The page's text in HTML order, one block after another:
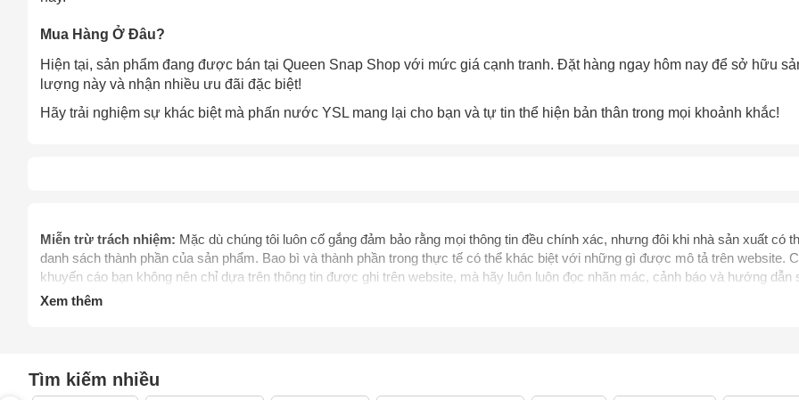
Mua Hàng Ở Đâu?
Hiện tại, sản phẩm đang được bán tại Queen Snap Shop với mức giá cạnh tranh. Đặt hàng ngay hôm nay để sở hữu
lượng này và nhận nhiều ưu đãi đặc biệt!
Hãy trải nghiệm sự khác biệt mà phấn nước YSL mang lại cho bạn và tự tin thể hiện bản thân trong mọi khoảnh khắc!
Miễn trừ trách nhiệm: Mặc dù chúng tôi luôn cố gắng đảm bảo rằng mọi thông tin đều chính xác, nhưng đôi khi nhà sản xuất có
danh sách thành phần của sản phẩm. Bao bì và thành phần trong thực tế có thể khác biệt với những gì được mô tả trên website.
khuyến cáo bạn không nên chỉ dựa trên thông tin được ghi trên website, mà hãy luôn luôn đọc nhãn mác, cảnh báo và hướng
khi dùng sản phẩm. Để biết thêm thông tin, vui lòng liên hệ nhà sản xuất. Nội dung trên trang web này chỉ được dùng để tham
điều trị, chữa trị, hay phòng ngừa bệnh tật cùng các vấn đề sức khỏe khác. Chúng tôi không chịu trách nhiệm về nhầm lẫn hay sai
phẩm.
Xem thêm
Tìm kiếm nhiều